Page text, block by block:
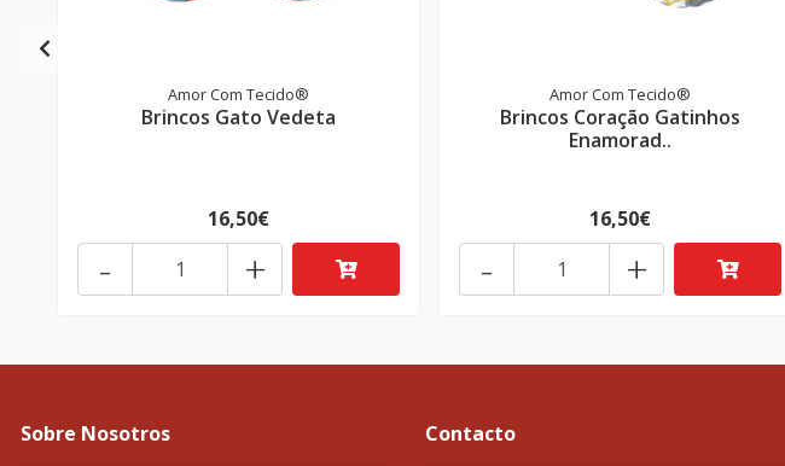
Amor Com Tecido®
Brincos Gato Vedeta
16,50€
+
-
Amor Com Tecido®
Brincos Coração Gatinhos
Enamorad..
16,50€
+
-
Sobre Nosotros Contacto